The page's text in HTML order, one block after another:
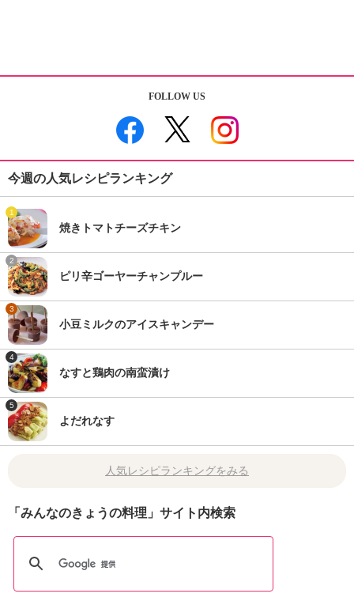
FOLLOW US
今週の人気レシピランキング
1
焼きトマトチーズチキン
2
ピリ辛ゴーヤーチャンプルー
3
小豆ミルクのアイスキャンデー
4
なすと鶏肉の南蛮漬け
5
よだれなす
人気レシピランキングをみる
「みんなのきょうの料理」サイト内検索